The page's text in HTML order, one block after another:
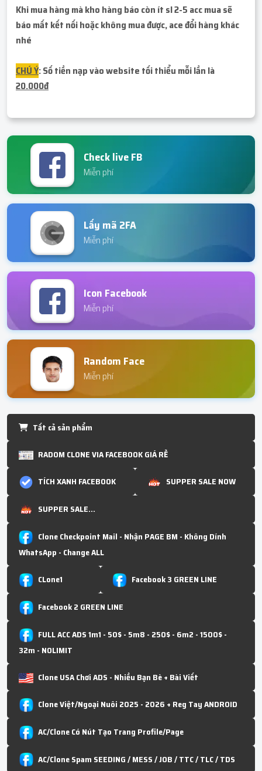
Khi mua hàng mà kho hàng báo còn ít sl 2-5 acc mua sẽ
báo mất kết nối hoặc không mua được, ace đổi hàng khác
nhé
CHÚ Ý: Số tiền nạp vào website tối thiểu mỗi lần là
20.000đ
Check live FB
Miễn phí
Lấy mã 2FA
Miễn phí
Icon Facebook
Miễn phí
Random Face
Miễn phí
Tất cả sản phẩm
RADOM CLONE VIA FACEBOOK GIÁ RẺ
TÍCH XANH FACEBOOK SUPPER SALE NOW
SUPPER SALE...
Clone Checkpoint Mail - Nhận PAGE BM - Không Dính
WhatsApp - Change ALL
CLone1 Facebook 3 GREEN LINE
Facebook 2 GREEN LINE
FULL ACC ADS 1m1 - 50$ - 5m8 - 250$ - 6m2 - 1500$ -
32m - NOLIMIT
Clone USA Chơi ADS - Nhiều Bạn Bè + Bài Viết
Clone Việt/Ngoại Nuôi 2025 - 2026 + Reg Tay ANDROID
AC/Clone Có Nút Tạo Trang Profile/Page
AC/Clone Spam SEEDING / MESS / JOB / TTC / TLC / TDS